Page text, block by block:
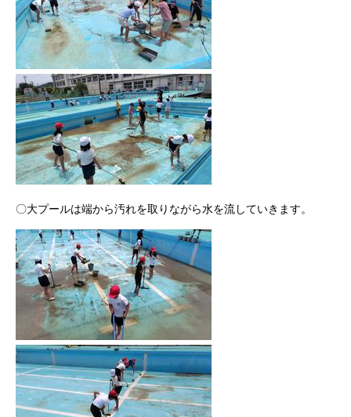
〇大プールは端から汚れを取りながら水を流していきます。